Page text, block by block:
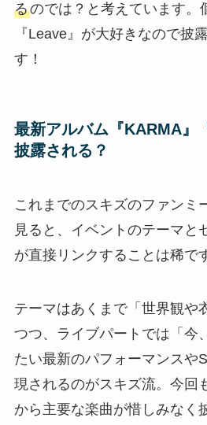
るのでは？と考えています。
『Leave』が大好きなので披
す！
最新アルバム『KARMA』
披露される？
これまでのスキズのファンミ
見ると、イベントのテーマと
が直接リンクすることは稀で
テーマはあくまで「世界観や
つつ、ライブパートでは「今
たい最新のパフォーマンスや
現されるのがスキズ流。今回
から主要な楽曲が惜しみなく